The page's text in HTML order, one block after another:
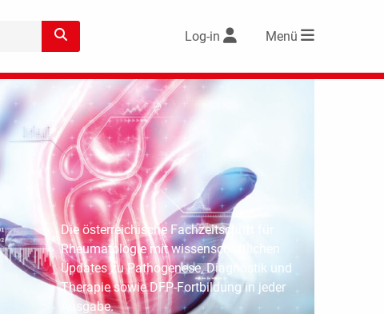
Log-in Menü
Die österreichische Fachzeitschrift für
Rheumatologie mit wissenschaftlichen
Updates zu Pathogenese, Diagnostik und
Therapie sowie DFP-Fortbildung in jeder
Ausgabe.